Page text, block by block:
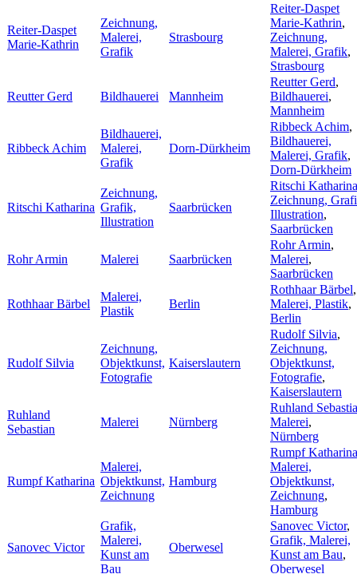
Reiter-Daspet
Marie-Kathrin
Zeichnung,
Malerei,
Grafik
Strasbourg
Reiter-Daspet
Marie-Kathrin,
Zeichnung,
Malerei, Grafik,
Strasbourg
Reutter Gerd Bildhauerei Mannheim
Reutter Gerd,
Bildhauerei,
Mannheim
Ribbeck Achim
Bildhauerei,
Malerei,
Grafik
Dorn-Dürkheim
Ribbeck Achim,
Bildhauerei,
Malerei, Grafik,
Dorn-Dürkheim
Ritschi Katharina
Zeichnung,
Grafik,
Illustration
Saarbrücken
Ritschi Katharina
Zeichnung,
Illustration,
Saarbrücken
Rohr Armin Malerei Saarbrücken
Rohr Armin,
Malerei,
Saarbrücken
Rothhaar Bärbel
Malerei,
Plastik
Berlin
Rothhaar Bärbel,
Malerei, Plastik,
Berlin
Rudolf Silvia
Zeichnung,
Objektkunst,
Fotografie
Kaiserslautern
Rudolf Silvia,
Zeichnung,
Objektkunst,
Fotografie,
Kaiserslautern
Ruhland
Sebastian
Malerei Nürnberg
Ruhland
Malerei,
Nürnberg
Rumpf Katharina
Malerei,
Objektkunst,
Zeichnung
Hamburg
Rumpf Katharina
Malerei,
Objektkunst,
Zeichnung,
Hamburg
Sanovec Victor
Grafik,
Malerei,
Kunst am
Bau
Oberwesel
Sanovec Victor,
Grafik, Malerei,
Kunst am Bau,
Oberwesel